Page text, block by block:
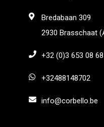
Bredabaan 309
2930 Brasschaat
+32 (0)3 653 08 68
+32488148702
info@corbello.be